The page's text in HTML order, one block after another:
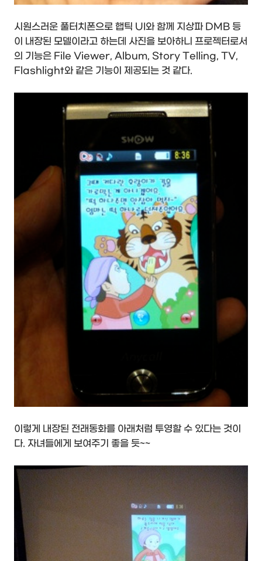
시원스러운 풀터치폰으로 햅틱 UI와 함께 지상파 DMB 등
이 내장된 모델이라고 하는데 사진을 보아하니 프로젝터로서
의 기능은 File Viewer, Album, Story Telling, TV,
Flashlight와 같은 기능이 제공되는 것 같다.
이렇게 내장된 전래동화를 아래처럼 투영할 수 있다는 것이
다. 자녀들에게 보여주기 좋을 듯~~